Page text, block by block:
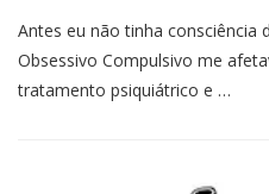
Antes eu não tinha
Obsessivo Compulsivo me
tratamento psiquiátrico e …